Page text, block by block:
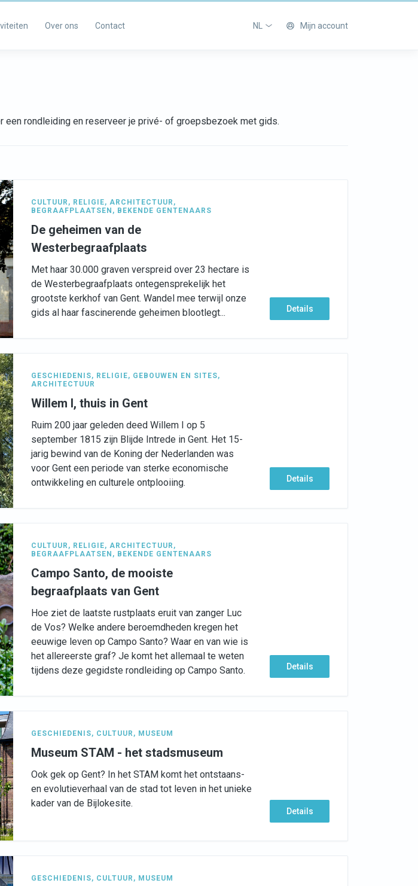
Over ons Contact NL Mijn account
een rondleiding en reserveer je privé- of groepsbezoek met gids.
CULTUUR , RELIGIE, ARCHITECTUUR ,
BEGRAAFPLAATSEN , BEKENDE GENTENAARS
De geheimen van de
Westerbegraafplaats
Met haar 30.000 graven verspreid over 23 hectare is
de Westerbegraafplaats ontegensprekelijk het
grootste kerkhof van Gent. Wandel mee terwijl onze
gids al haar fascinerende geheimen blootlegt...
Details
GESCHIEDENIS, RELIGIE, GEBOUWEN EN SITES,
ARCHITECTUUR
Willem I, thuis in Gent
Ruim 200 jaar geleden deed Willem I op 5
september 1815 zijn Blijde Intrede in Gent. Het 15-
jarig bewind van de Koning der Nederlanden was
voor Gent een periode van sterke economische
ontwikkeling en culturele ontplooiing.
Details
CULTUUR , RELIGIE, ARCHITECTUUR ,
BEGRAAFPLAATSEN , BEKENDE GENTENAARS
Campo Santo, de mooiste
begraafplaats van Gent
Hoe ziet de laatste rustplaats eruit van zanger Luc
de Vos? Welke andere beroemdheden kregen het
eeuwige leven op Campo Santo? Waar en van wie is
het allereerste graf? Je komt het allemaal te weten
tijdens deze gegidste rondleiding op Campo Santo.
Details
GESCHIEDENIS, CULTUUR , MUSEUM
Museum STAM - het stadsmuseum
Ook gek op Gent? In het STAM komt het ontstaans-
en evolutieverhaal van de stad tot leven in het unieke
kader van de Bijlokesite.
Details
GESCHIEDENIS, CULTUUR , MUSEUM